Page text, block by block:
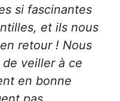
si fascinantes
et ils nous
retour ! Nous
veiller à ce
en bonne